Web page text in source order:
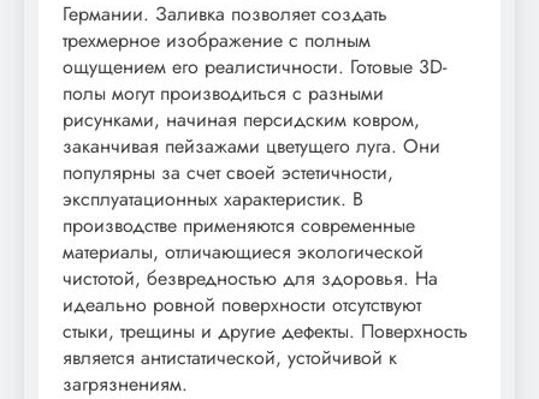
Германии. Заливка позволяет создать
трехмерное изображение с полным
ощущением его реалистичности. Готовые 3D-
полы могут производиться с разными
рисунками, начиная персидским ковром,
заканчивая пейзажами цветущего луга. Они
популярны за счет своей эстетичности,
эксплуатационных характеристик. В
производстве применяются современные
материалы, отличающиеся экологической
чистотой, безвредностью для здоровья. На
идеально ровной поверхности отсутствуют
стыки, трещины и другие дефекты. Поверхность
является антистатической, устойчивой к
загрязнениям.